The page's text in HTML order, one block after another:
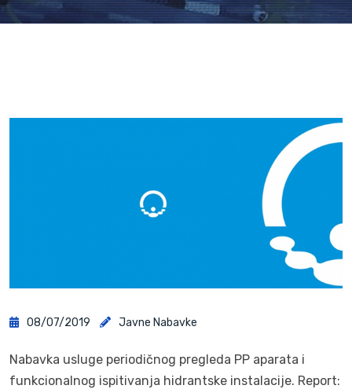
08/07/2019 Javne Nabavke
Nabavka usluge periodičnog pregleda PP aparata i
funkcionalnog ispitivanja hidrantske instalacije. Report: